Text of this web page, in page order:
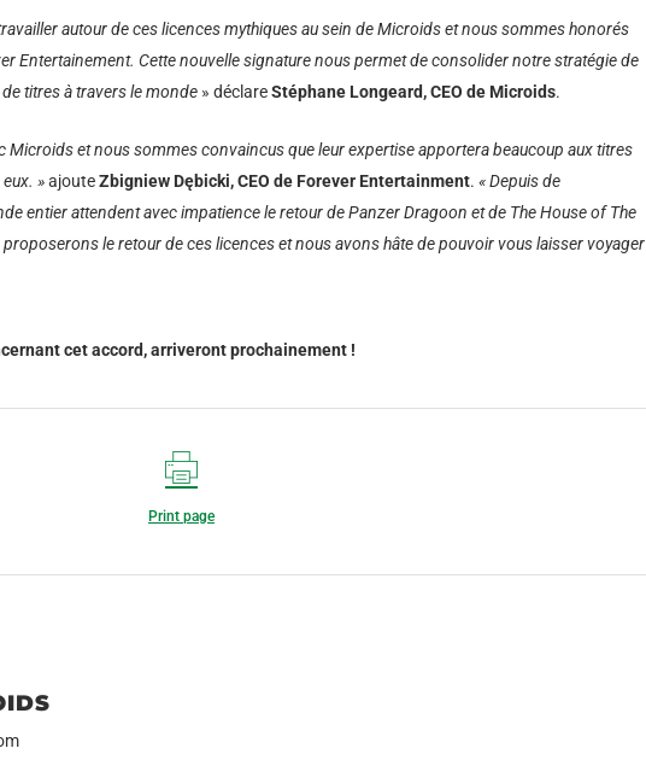
autour de ces licences mythiques au sein de Microids et nous sommes honorés
Entertainement. Cette nouvelle signature nous permet de consolider notre stratégie de
titres à travers le monde » déclareStéphane Longeard, CEO de Microids.
et nous sommes convaincus que leur expertise apportera beaucoup aux titres
»ajouteZbigniew Dębicki, CEO de Forever Entertainment. « Depuis de
entier attendent avec impatience le retour de Panzer Dragoon et de The House of The
proposerons le retour de ces licences et nous avons hâte de pouvoir vous laisser voyager
cet accord, arriveront prochainement !
Print page